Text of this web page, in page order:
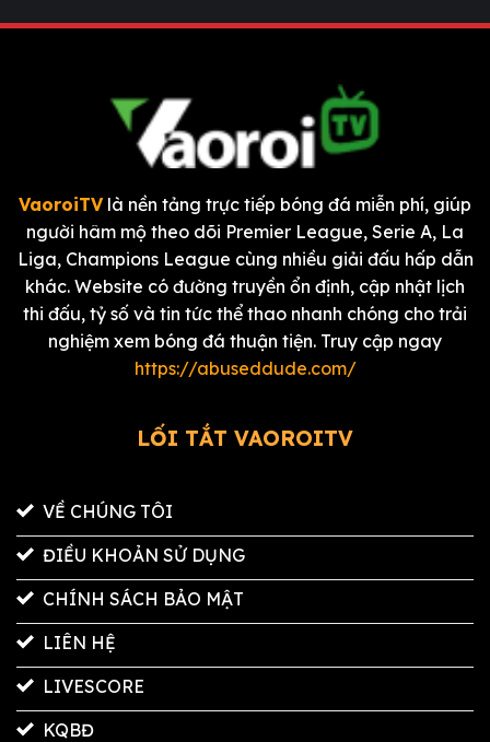
VaoroiTVlà nền tảng trực tiếp bóng đá miễn phí, giúp
người hâm mộ theo dõi Premier League, Serie A, La
Liga, Champions League cùng nhiều giải đấu hấp dẫn
khác. Website có đường truyền ổn định, cập nhật lịch
thi đấu, tỷ số và tin tức thể thao nhanh chóng cho trải
nghiệm xem bóng đá thuận tiện. Truy cập ngay
https://abuseddude.com/
LỐI TẮT VAOROITV
VỀ CHÚNG TÔI
ĐIỀU KHOẢN SỬ DỤNG
CHÍNH SÁCH BẢO MẬT
LIÊN HỆ
LIVESCORE
KQBĐ